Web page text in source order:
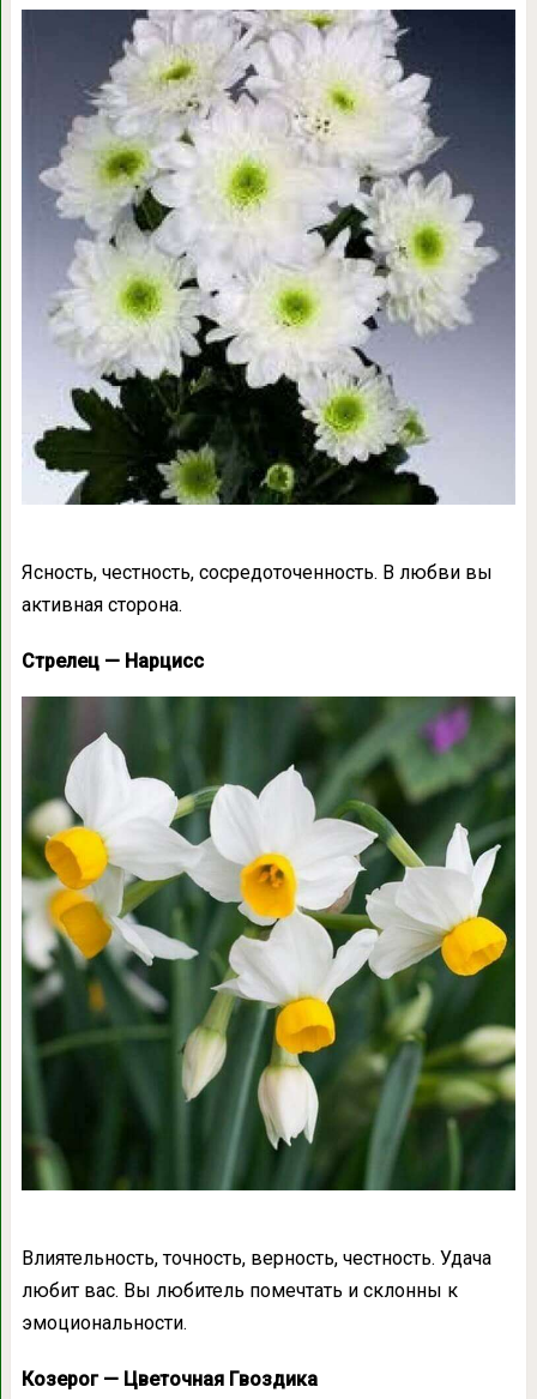
Ясность, честность, сосредоточенность. В любви вы
активная сторона.
Стрелец — Нарцисс
Влиятельность, точность, верность, честность. Удача
любит вас. Вы любитель помечтать и склонны к
эмоциональности.
Козерог — Цветочная Гвоздика